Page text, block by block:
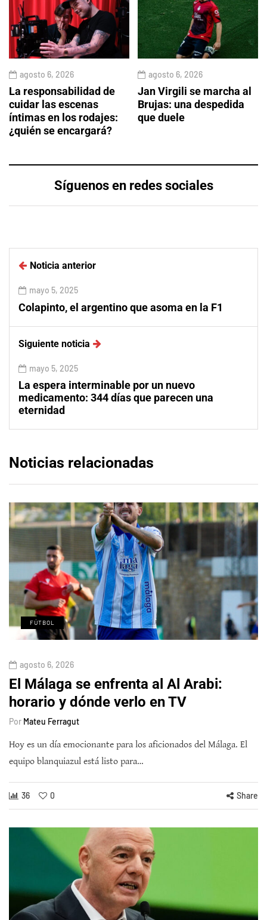
agosto 6, 2026
La responsabilidad de
cuidar las escenas
íntimas en los rodajes:
¿quién se encargará?
agosto 6, 2026
Jan Virgili se marcha al
Brujas: una despedida
que duele
Síguenos en redes sociales
Noticia anterior
mayo 5, 2025
Colapinto, el argentino que asoma en la F1
Siguiente noticia
mayo 5, 2025
La espera interminable por un nuevo
medicamento: 344 días que parecen una
eternidad
Noticias relacionadas
FÚTBOL
agosto 6, 2026
El Málaga se enfrenta al Al Arabi:
horario y dónde verlo en TV
Por Mateu Ferragut
Hoy es un día emocionante para los aficionados del Málaga. El
equipo blanquiazul está listo para…
36 0 Share